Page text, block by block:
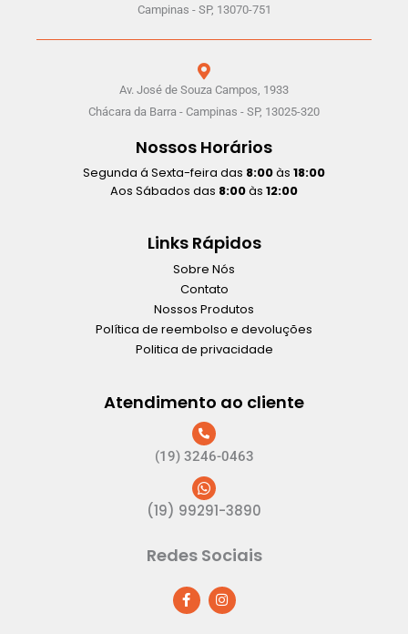
Campinas - SP, 13070-751
Av. José de Souza Campos, 1933
Chácara da Barra - Campinas - SP, 13025-320
Nossos Horários
Segunda á Sexta-feira das 8:00às 18:00
Aos Sábados das 8:00às 12:00
Links Rápidos
Sobre Nós
Contato
Nossos Produtos
Política de reembolso e devoluções
Politica de privacidade
Atendimento ao cliente
(19) 3246-0463
(19) 99291-3890
Redes Sociais
F
a
c
I
n
s